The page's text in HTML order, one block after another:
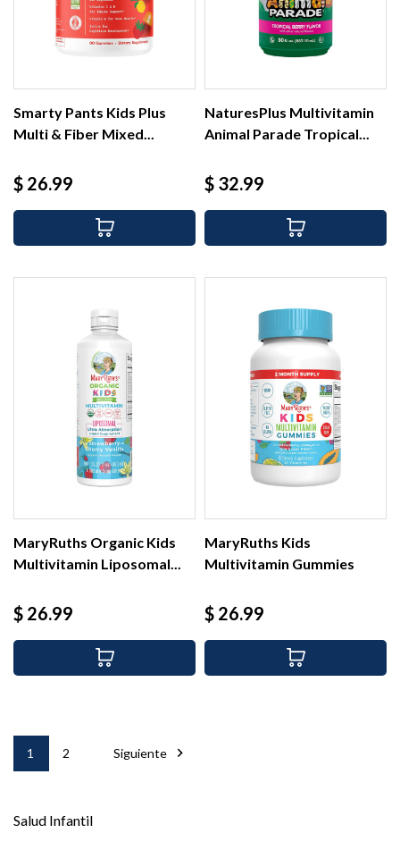
Smarty Pants Kids Plus
Multi & Fiber Mixed...
Precio
$ 26.99
NaturesPlus Multivitamin
Animal Parade Tropical...
Precio
$ 32.99
MaryRuths Organic Kids
Multivitamin Liposomal...
Precio
$ 26.99
MaryRuths Kids
Multivitamin Gummies
Precio
$ 26.99
1 2 Siguiente 
Salud Infantil